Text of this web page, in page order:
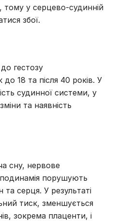
тому у серцево-судинній
збої.
гестозу
до 18 та після 40 років. У
судинної системи, у
та наявність
сну, нервове
порушують
та серця. У результаті
тиск, зменшується
зокрема плаценти, і